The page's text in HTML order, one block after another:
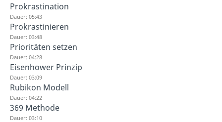
Prokrastination
Dauer: 05:43
Prokrastinieren
Dauer: 03:48
Prioritäten setzen
Dauer: 04:28
Eisenhower Prinzip
Dauer: 03:09
Rubikon Modell
Dauer: 04:22
369 Methode
Dauer: 03:10